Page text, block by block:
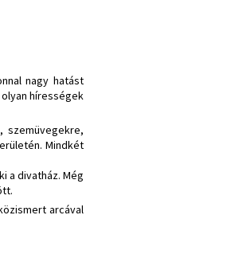
nagy hatást
hírességek
szemüvegekre,
Mindkét
a divatház. Még
arcával